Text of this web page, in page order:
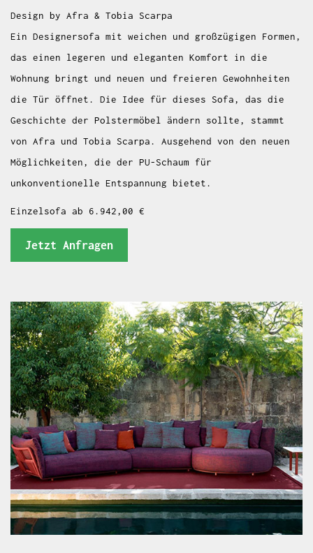
Design by Afra & Tobia Scarpa
Ein Designersofa mit weichen und großzügigen Formen,
das einen legeren und eleganten Komfort in die
Wohnung bringt und neuen und freieren Gewohnheiten
die Tür öffnet. Die Idee für dieses Sofa, das die
Geschichte der Polstermöbel ändern sollte, stammt
von Afra und Tobia Scarpa. Ausgehend von den neuen
Möglichkeiten, die der PU-Schaum für
unkonventionelle Entspannung bietet.
Einzelsofa ab 6.942,00 €
Jetzt Anfragen